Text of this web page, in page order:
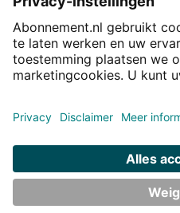
Thuisstudie.nl
Privacy Privacy-instellingen
Disclaimer
© JJ Internet Projects BV. 2026